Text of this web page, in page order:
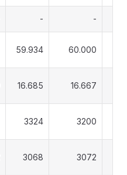
- -
59.934 60.000
16.685 16.667
3324 3200
3068 3072